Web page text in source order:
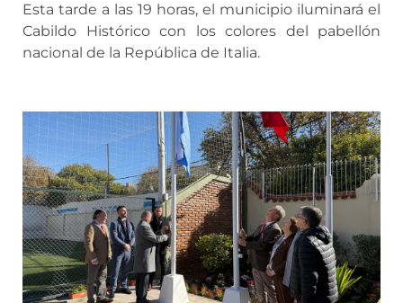
Esta tarde a las 19 horas, el municipio iluminará el
Cabildo Histórico con los colores del pabellón
nacional de la República de Italia.